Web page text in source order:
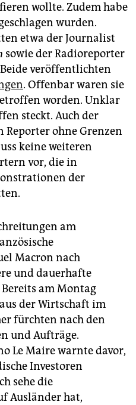
wollte. Zudem habe
wurden.
etwa der Journalist
sowie der Radioreporter
veröffentlichten
. Offenbar waren sie
worden. Unklar
steckt. Auch der
ohne Grenzen
keine weiteren
vor, die in
der
am
Macron nach
und dauerhafte
am Montag
der Wirtschaft im
fürchten nach den
und Aufträge.
Le Maire warnte davor,
Investoren
sehe die
Ausländer hat,